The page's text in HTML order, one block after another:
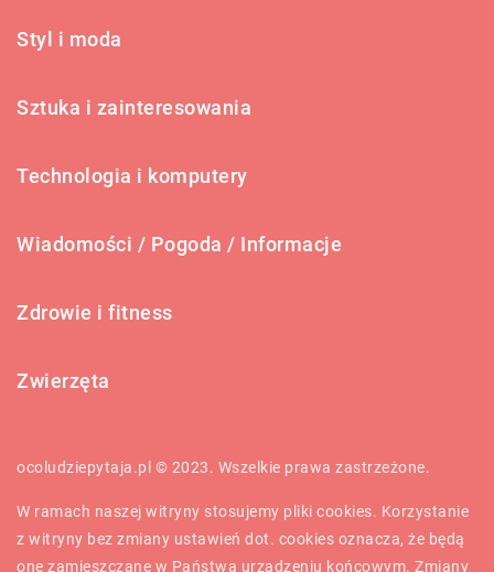
Styl i moda
Sztuka i zainteresowania
Technologia i komputery
Wiadomości / Pogoda / Informacje
Zdrowie i fitness
Zwierzęta
ocoludziepytaja.pl © 2023. Wszelkie prawa zastrzeżone.
W ramach naszej witryny stosujemy pliki cookies. Korzystanie
z witryny bez zmiany ustawień dot. cookies oznacza, że będą
one zamieszczane w Państwa urządzeniu końcowym. Zmiany